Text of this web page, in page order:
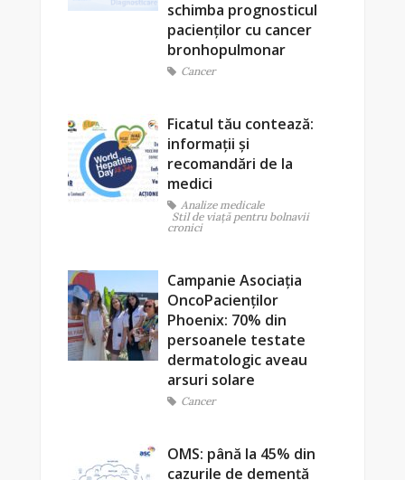
schimba prognosticul
pacienților cu cancer
bronhopulmonar
Cancer
Ficatul tău contează:
informații și
recomandări de la
medici
Analize medicale
Stil de viaţă pentru bolnavii
cronici
Campanie Asociația
OncoPacienților
Phoenix: 70% din
persoanele testate
dermatologic aveau
arsuri solare
Cancer
OMS: până la 45% din
cazurile de demență